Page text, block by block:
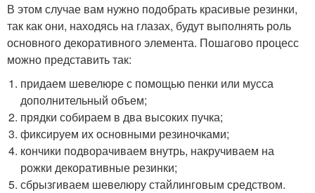
В этом случае вам нужно подобрать красивые резинки,
так как они, находясь на глазах, будут выполнять роль
основного декоративного элемента. Пошагово процесс
можно представить так:
придаем шевелюре с помощью пенки или мусса
дополнительный объем;
прядки собираем в два высоких пучка;
фиксируем их основными резиночками;
кончики подворачиваем внутрь, накручиваем на
рожки декоративные резинки;
сбрызгиваем шевелюру стайлинговым средством.